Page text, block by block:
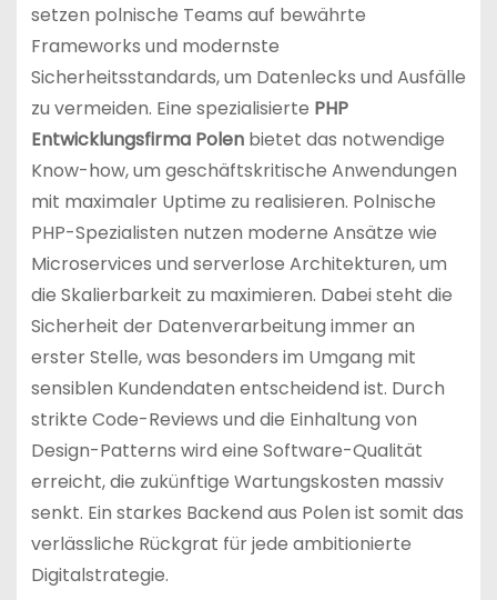
setzen polnische Teams auf bewährte
Frameworks und modernste
Sicherheitsstandards, um Datenlecks und Ausfälle
zu vermeiden. Eine spezialisierte PHP
Entwicklungsfirma Polenbietet das notwendige
Know-how, um geschäftskritische Anwendungen
mit maximaler Uptime zu realisieren. Polnische
PHP-Spezialisten nutzen moderne Ansätze wie
Microservices und serverlose Architekturen, um
die Skalierbarkeit zu maximieren. Dabei steht die
Sicherheit der Datenverarbeitung immer an
erster Stelle, was besonders im Umgang mit
sensiblen Kundendaten entscheidend ist. Durch
strikte Code-Reviews und die Einhaltung von
Design-Patterns wird eine Software-Qualität
erreicht, die zukünftige Wartungskosten massiv
senkt. Ein starkes Backend aus Polen ist somit das
verlässliche Rückgrat für jede ambitionierte
Digitalstrategie.